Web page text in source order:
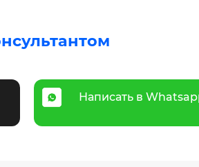
Написать в